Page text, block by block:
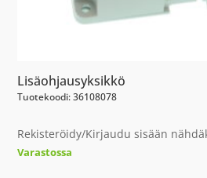
Lisäohjausyksikkö
Tuotekoodi: 36108078
Rekisteröidy/Kirjaudu sisään
Varastossa